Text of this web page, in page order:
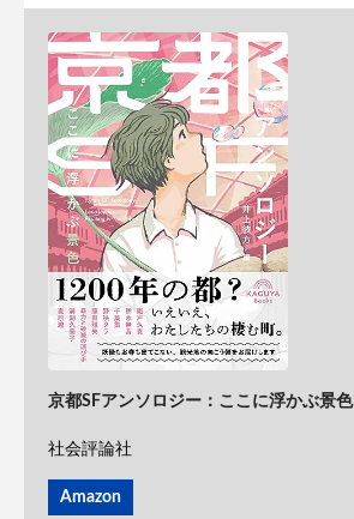
京都SFアンソロジー：ここに浮かぶ景色
社会評論社
Amazon